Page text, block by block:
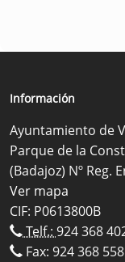
Información
Ayuntamiento de
Parque de la
(Badajoz) Nº Reg.
Ver mapa
CIF: P0613800B
Telf.: 924 368
Fax: 924 368 558